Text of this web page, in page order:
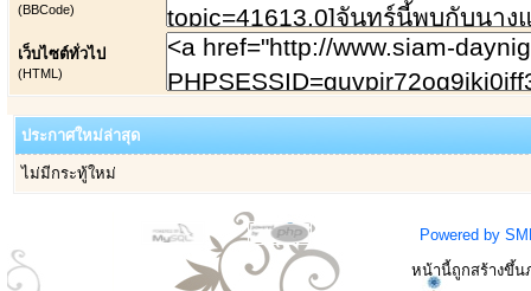
(BBCode)
เว็บไซต์ทั่วไป
(HTML)
ประกาศใหม่ล่าสุด
ไม่มีกระทู้ใหม่
Powered by
หน้านี้ถูกสร้างขึ้น